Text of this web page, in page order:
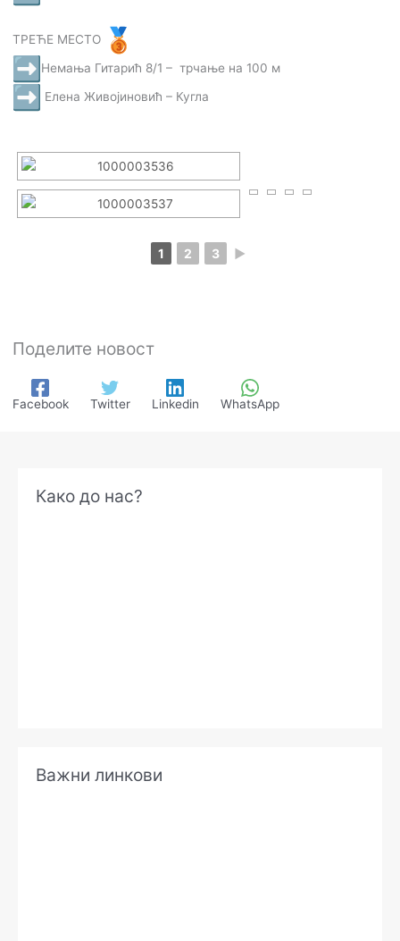
ТРЕЋЕ МЕСТО
Немања Гитарић 8/1 – трчање на 100 м
Елена Живојиновић – Кугла
1 2 3 ►
Поделите новост
Facebook Twitter Linkedin WhatsApp
Како до нас?
Важни линкови
р